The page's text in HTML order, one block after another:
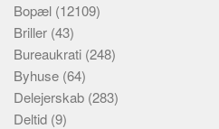
Bopæl (12109)
Briller (43)
Bureaukrati (248)
Byhuse (64)
Delejerskab (283)
Deltid (9)